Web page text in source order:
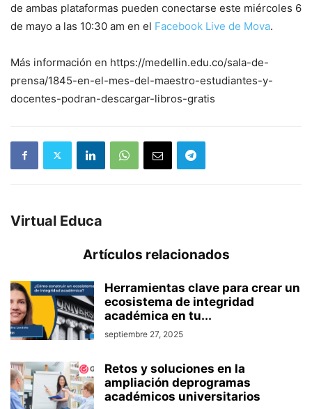
de ambas plataformas pueden conectarse este miércoles 6
de mayo a las 10:30 am en el Facebook Live de Mova.
Más información en https://medellin.edu.co/sala-de-
prensa/1845-en-el-mes-del-maestro-estudiantes-y-
docentes-podran-descargar-libros-gratis
Virtual Educa
Artículos relacionados
Herramientas clave para crear un
ecosistema de integridad
académica en tu...
septiembre 27, 2025
Retos y soluciones en la
ampliación deprogramas
académicos universitarios